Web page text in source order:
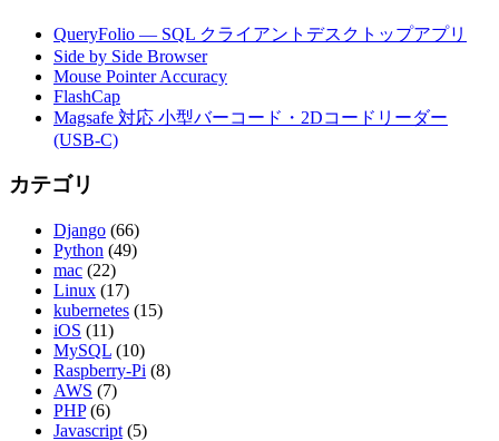
QueryFolio — SQL クライアントデスクトップアプリ
Side by Side Browser
Mouse Pointer Accuracy
FlashCap
Magsafe 対応 小型バーコード・2Dコードリーダー
(USB-C)
カテゴリ
Django (66)
Python (49)
mac (22)
Linux (17)
kubernetes (15)
iOS (11)
MySQL (10)
Raspberry-Pi (8)
AWS (7)
PHP (6)
Javascript (5)